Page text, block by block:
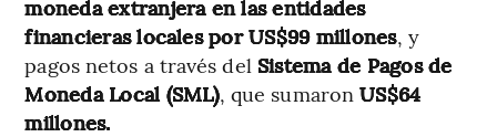
moneda extranjera en las entidades
financieras locales por US$99 millones, y
pagos netos a través del Sistema de Pagos de
Moneda Local (SML), que sumaronUS$64
millones.